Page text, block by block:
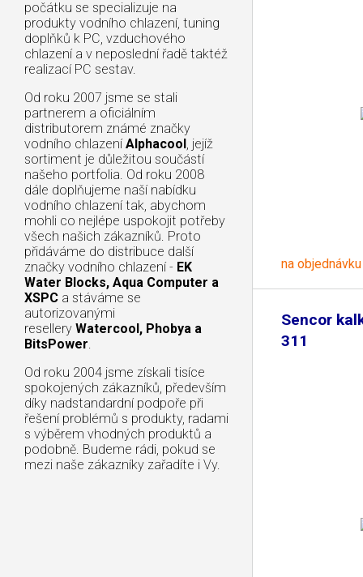
počátku se specializuje na
produkty vodního chlazení, tuning
doplňků k PC, vzduchového
chlazení a v neposlední řadě taktéž
realizací PC sestav.
Od roku 2007 jsme se stali
partnerem a oficiálním
distributorem známé značky
vodního chlazení Alphacool, jejíž
sortiment je důležitou součástí
našeho portfolia. Od roku 2008
dále doplňujeme naší nabídku
vodního chlazení tak, abychom
mohli co nejlépe uspokojit potřeby
všech našich zákazníků. Proto
přidáváme do distribuce další
značky vodního chlazení - EK
Water Blocks, Aqua Computer a
XSPC a stáváme se
autorizovanými
resellery Watercool, Phobya a
BitsPower.
Od roku 2004 jsme získali tisíce
spokojených zákazníků, především
díky nadstandardní podpoře při
řešení problémů s produkty, radami
s výběrem vhodných produktů a
podobně. Budeme rádi, pokud se
mezi naše zákazníky zařadíte i Vy.
na objednávku
Sencor
311